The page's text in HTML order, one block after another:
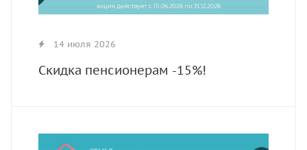
14 июля 2026
Скидка пенсионерам -15%!